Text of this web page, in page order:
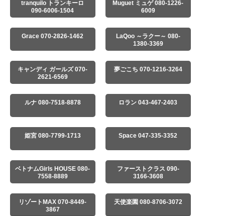
tranquilo トランキーロ
090-6006-1504
Muguet ミュゲ 080-1226-
6009
Grace 070-2826-1462
LaQoo ～ラクー～ 080-
1380-3369
キャンディ ガールズ 070-
2621-6569
夢ごこち 070-1216-3264
ルナ 080-7518-8878 ロラン 043-467-2403
姫宮 080-7799-1713 Space 047-335-3352
ベトナムGirls HOUSE 080-
7558-8889
ファーストクラス 090-
3166-3608
リゾートMAX 070-8449-
3867
天使楽園 080-8706-3072